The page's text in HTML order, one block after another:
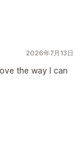
2026年7月13日
the way I can